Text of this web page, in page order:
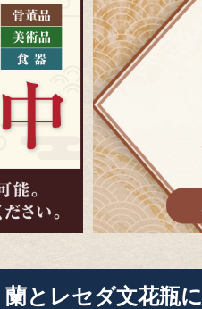
蘭とレセダ文花瓶に